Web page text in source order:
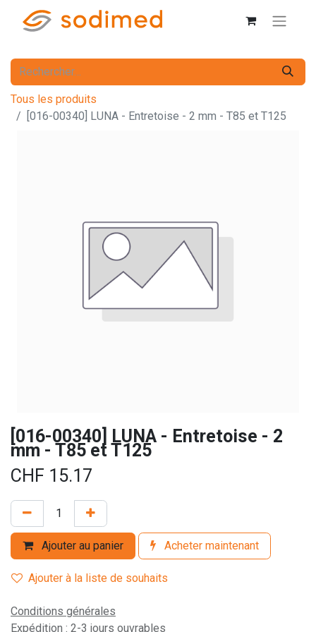
Tous les produits
[016-00340] LUNA - Entretoise - 2 mm - T85 et T125
[016-00340] LUNA - Entretoise - 2
mm - T85 et T125
CHF 15.17
Ajouter au panier Acheter maintenant
Ajouter à la liste de souhaits
Conditions générales
Expédition : 2-3 jours ouvrables